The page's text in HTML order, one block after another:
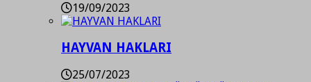
19/09/2023
HAYVAN HAKLARI
25/07/2023